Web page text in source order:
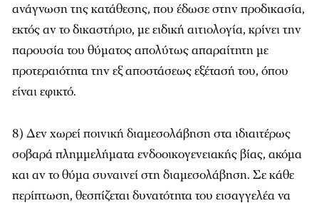
ανάγνωση της κατάθεσης, που έδωσε στην προδικασία,
εκτός αν το δικαστήριο, με ειδική αιτιολογία, κρίνει την
παρουσία του θύματος απολύτως απαραίτητη με
προτεραιότητα την εξ αποστάσεως εξέτασή του, όπου
είναι εφικτό.
8) Δεν χωρεί ποινική διαμεσολάβηση στα ιδιαιτέρως
σοβαρά πλημμελήματα ενδοοικογενειακής βίας, ακόμα
και αν το θύμα συναινεί στη διαμεσολάβηση. Σε κάθε
περίπτωση, θεσπίζεται δυνατότητα του εισαγγελέα να